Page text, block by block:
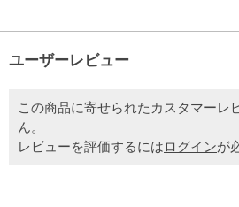
ユーザーレビュー
この商品に寄せられたカスタマーレ
ん。
レビューを評価するにはログインが